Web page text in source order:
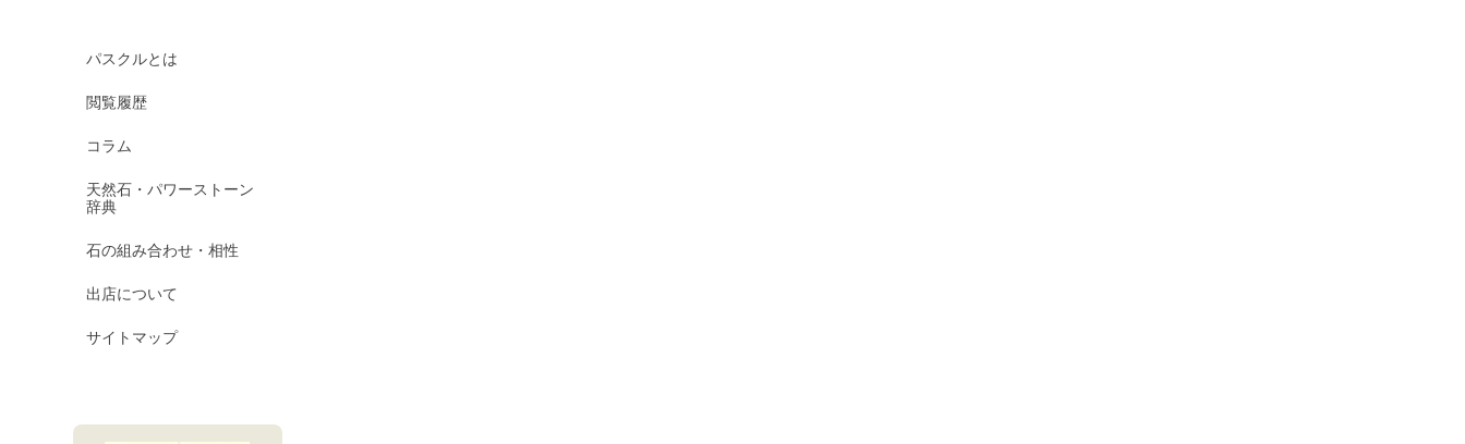
パスクルとは
閲覧履歴
コラム
天然石・パワーストーン
辞典
石の組み合わせ・相性
出店について
サイトマップ